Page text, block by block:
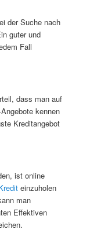
der Suche nach
guter und
Fall
dass man auf
kennen
Kreditangebot
ist online
einzuholen
man
Effektiven